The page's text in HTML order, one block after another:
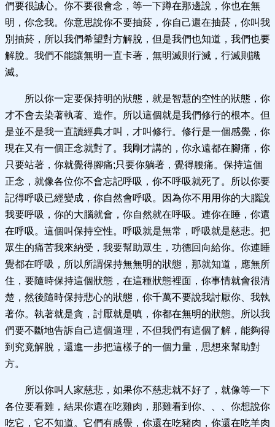
們要很誠心。你不要很會念，等一下蹲在那邊說，你也在無
明，你念我。你意思說你不要抽菸，你自己還在抽菸，你叫我
別抽菸，所以我們希望對方解脫，但是我們也知道，我們也要
解脫。我們不能讓無明一直卡著，無明滅則行滅，行滅則識
滅。
所以你一定要保持明的狀態，就是智慧的空性的狀態，你
才不會去染著執著、造作。所以這個就是我們修行的根本。但
是並不是我一直讀經典才叫，才叫修行。修行是一個感覺，你
現在又有一個正念就對了。我剛才講的，你永遠都在腳痛，你
只要站著，你就覺得腳痛;只要你躺著，覺得腰痛。保持這個
正念，就像各位你不會忘記呼吸，你不呼吸就死了。所以你要
記得呼吸已經變成，你自然會呼吸。因為你不用用你的大腦說
我要呼吸，你的大腦就會，你自然就在呼吸。連你在睡，你還
在呼吸。這個叫保持空性。呼吸就是無常，呼吸就是慈悲。把
眾生的痛苦我來納受，我要幫助眾生，功德回向給你。你連睡
覺都在呼吸，所以所謂保持無無明的狀態，那就知道，應無所
住，要隨時保持這個狀態，在這種狀態裡面，你事情就會很清
楚，然後隨時保持悲心的狀態，你千萬不要說我討厭你、我執
著你。執著就是貪，討厭就是嗔，你都在無明的狀態。所以我
們要不斷地告訴自己這個道理，不但我們有這個了解，能夠得
到究竟解脫，還進一步把這樣子的一個力量，思想來幫助對
方。
所以你叫人家慈悲，如果你不慈悲就不好了，就像等一下
各位要看雞，結果你還在吃雞肉，那雞看到你、、、你想說你
吃它，它不知道。它們有感覺，你還在吃豬肉，你還在吃羊肉